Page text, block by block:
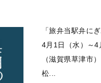
「旅弁当駅弁に
4月1日（水）～
（滋賀県草津市
松...